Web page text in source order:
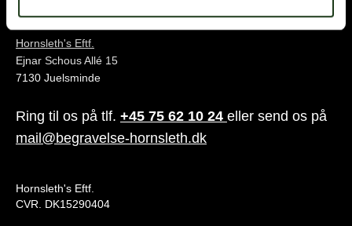
Hornsleth's Eftf.
Ejnar Schous Allé 15
7130 Juelsminde
Ring til os på tlf. +45 75 62 10 24 eller send os på
mail@begravelse-hornsleth.dk
Hornsleth's Eftf.
CVR. DK15290404